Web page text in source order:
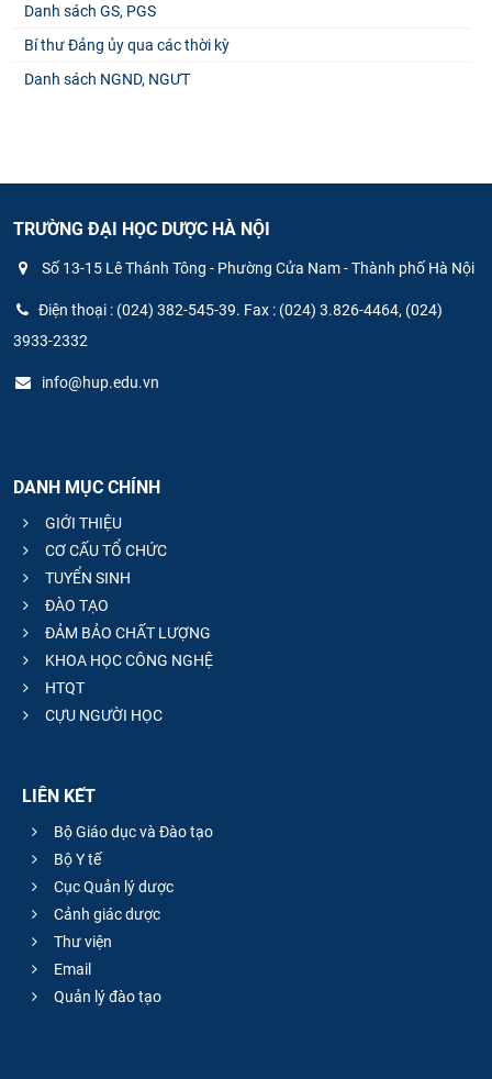
Danh sách GS, PGS
Bí thư Đảng ủy qua các thời kỳ
Danh sách NGND, NGƯT
TRƯỜNG ĐẠI HỌC DƯỢC HÀ NỘI
Số 13-15 Lê Thánh Tông - Phường Cửa Nam - Thành phố Hà Nội
Điện thoại : (024) 382-545-39. Fax : (024) 3.826-4464, (024)
3933-2332
info@hup.edu.vn
DANH MỤC CHÍNH
GIỚI THIỆU
CƠ CẤU TỔ CHỨC
TUYỂN SINH
ĐÀO TẠO
ĐẢM BẢO CHẤT LƯỢNG
KHOA HỌC CÔNG NGHỆ
HTQT
CỰU NGƯỜI HỌC
LIÊN KẾT
Bộ Giáo dục và Đào tạo
Bộ Y tế
Cục Quản lý dược
Cảnh giác dược
Thư viện
Email
Quản lý đào tạo